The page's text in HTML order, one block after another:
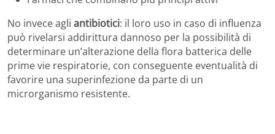
No invece agli antibiotici: il loro uso in caso di influenza
può rivelarsi addirittura dannoso per la possibilità di
determinare un’alterazione della flora batterica delle
prime vie respiratorie, con conseguente eventualità di
favorire una superinfezione da parte di un
microrganismo resistente.